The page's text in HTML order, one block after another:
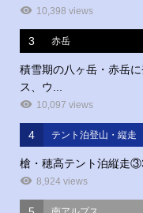
10,398 views
3 赤岳
積雪期の八ヶ岳・赤岳
ス、ウ...
10,097 views
4 テント泊登山・縦走
槍・穂高テント泊縦走
8,924 views